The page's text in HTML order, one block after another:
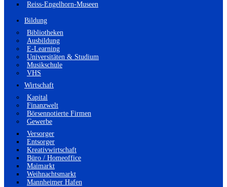
Reiss-Engelhorn-Museen
Bildung
Bibliotheken
Ausbildung
E-Learning
Universitäten & Studium
Musikschule
VHS
Wirtschaft
Kapital
Finanzwelt
Börsennotierte Firmen
Gewerbe
Versorger
Entsorger
Kreativwirtschaft
Büro / Homeoffice
Maimarkt
Weihnachtsmarkt
Mannheimer Hafen